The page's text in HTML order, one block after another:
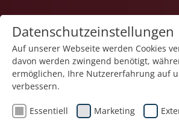
06.10.2025
Datenschutzeinstellungen
Auf unserer Webseite werden Cookies
davon werden zwingend benötigt,
ermöglichen, Ihre Nutzererfahrung auf
verbessern.
Essentiell Marketing